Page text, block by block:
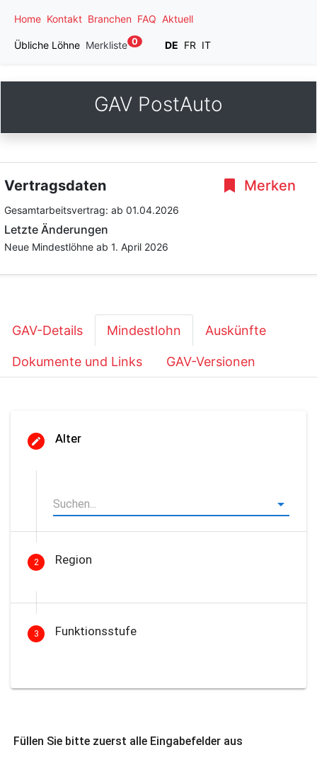
Home Kontakt Branchen FAQ Aktuell
Übliche Löhne Merkliste 0 DE FR IT
GAV PostAuto
Merken
Vertragsdaten
Gesamtarbeitsvertrag: ab 01.04.2026
Letzte Änderungen
Neue Mindestlöhne ab 1. April 2026
GAV-Details Mindestlohn Auskünfte
Dokumente und Links GAV-Versionen
Alter
2 Region
3 Funktionsstufe
Füllen Sie bitte zuerst alle Eingabefelder aus